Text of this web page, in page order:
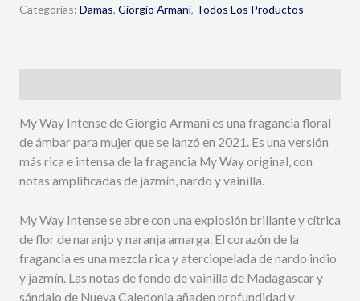
Categorías: Damas, Giorgio Armani, Todos Los Productos
My Way Intense de Giorgio Armani es una fragancia floral
de ámbar para mujer que se lanzó en 2021. Es una versión
más rica e intensa de la fragancia My Way original, con
notas amplificadas de jazmín, nardo y vainilla.
My Way Intense se abre con una explosión brillante y cítrica
de flor de naranjo y naranja amarga. El corazón de la
fragancia es una mezcla rica y aterciopelada de nardo indio
y jazmín. Las notas de fondo de vainilla de Madagascar y
sándalo de Nueva Caledonia añaden profundidad y